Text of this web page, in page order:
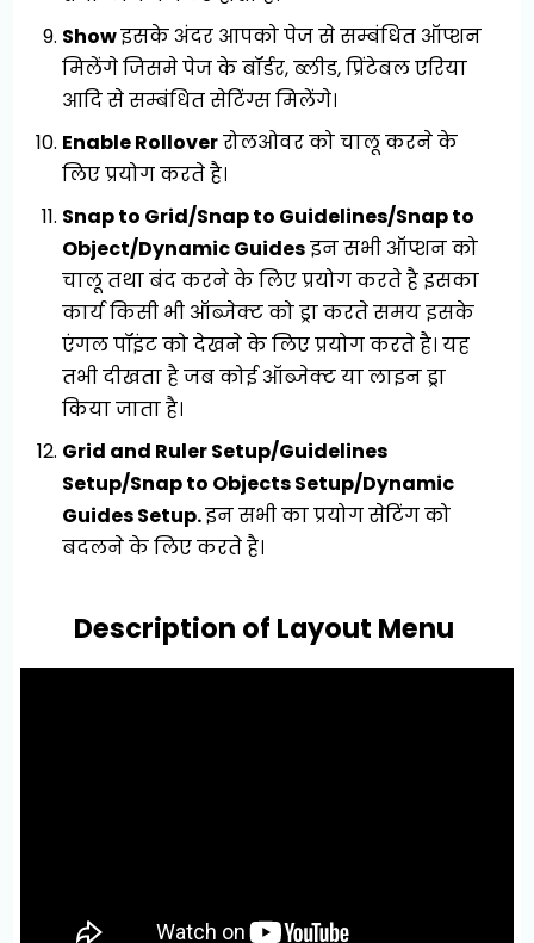
Showइसके अंदर आपको पेज से सम्बंधित ऑप्शन
मिलेंगे जिसमे पेज के बॉर्डर, ब्लीड, प्रिंटेबल एरिया
आदि से सम्बंधित सेटिंग्स मिलेंगे।
Enable Rolloverरोलओवर को चालू करने के
लिए प्रयोग करते है।
Snap to Grid/Snap to Guidelines/Snap to
Object/Dynamic Guidesइन सभी ऑप्शन को
चालू तथा बंद करने के लिए प्रयोग करते है इसका
कार्य किसी भी ऑब्जेक्ट को ड्रा करते समय इसके
एंगल पॉइंट को देखने के लिए प्रयोग करते है। यह
तभी दीखता है जब कोई ऑब्जेक्ट या लाइन ड्रा
किया जाता है।
Grid and Ruler Setup/Guidelines
Setup/Snap to Objects Setup/Dynamic
Guides Setup.इन सभी का प्रयोग सेटिंग को
बदलने के लिए करते है।
Description of Layout Menu